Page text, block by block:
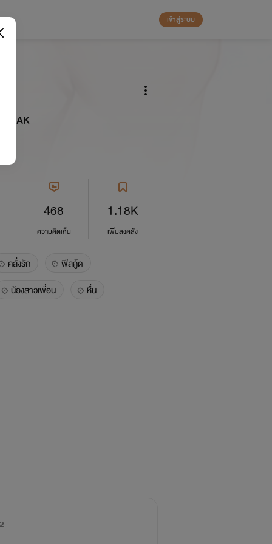
เข้าสู่ระบบ
468
ความคิดเห็น
1.18K
เพิ่มลงคลัง
คลั่งรัก
ฟีลกู้ด
น้องสาวเพื่อน
หื่น